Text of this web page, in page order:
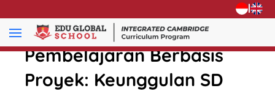
|
Pembelajaran Berbasis
Proyek: Keunggulan SD